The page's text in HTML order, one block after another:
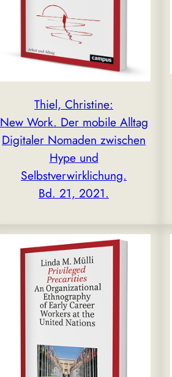
Thiel, Christine:
New Work. Der mobile Alltag
Digitaler Nomaden zwischen
Hype und
Selbstverwirklichung.
Bd. 21, 2021.